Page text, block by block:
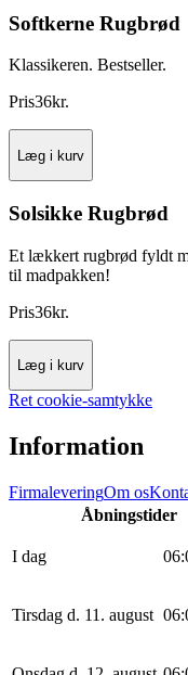
Softkerne Rugbrød
Klassikeren. Bestseller.
Pris36kr.
Læg i kurv
Solsikke Rugbrød
Et lækkert rugbrød fyldt
til madpakken!
Pris36kr.
Læg i kurv
Ret cookie-samtykke
Information
FirmaleveringOm os
Åbningstider
I dag 06:
Tirsdag d. 11. august 06: